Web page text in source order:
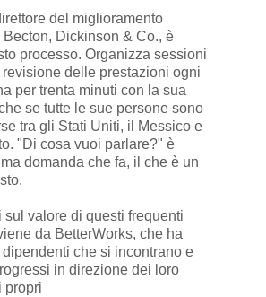
del miglioramento
Dickinson & Co., è
processo. Organizza sessioni
delle prestazioni ogni
per trenta minuti con la sua
se tutte le sue persone sono
tra gli Stati Uniti, il Messico e
"Di cosa vuoi parlare?" è
domanda che fa, il che è un
sul valore di questi frequenti
da BetterWorks, che ha
che si incontrano e
in direzione dei loro
propri